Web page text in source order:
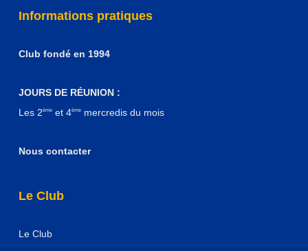
Informations pratiques
Club fondé en 1994
JOURS DE RÉUNION :
Les 2èmeet 4èmemercredis du mois
Nous contacter
Le Club
Le Club